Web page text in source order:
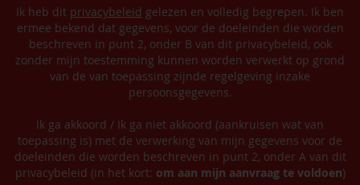
Ik heb dit privacybeleid gelezen en volledig begrepen. Ik ben
ermee bekend dat gegevens, voor de doeleinden die worden
beschreven in punt 2, onder B van dit privacybeleid, ook
zonder mijn toestemming kunnen worden verwerkt op grond
van de van toepassing zijnde regelgeving inzake
persoonsgegevens.
Ik ga akkoord / Ik ga niet akkoord (aankruisen wat van
toepassing is) met de verwerking van mijn gegevens voor de
doeleinden die worden beschreven in punt 2, onder A van dit
privacybeleid (in het kort: om aan mijn aanvraag te voldoen)